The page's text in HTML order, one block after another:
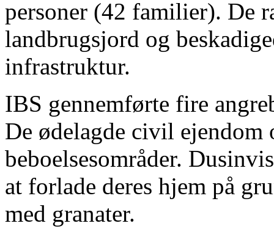
personer (42 familier). De
landbrugsjord og
infrastruktur.
IBS gennemførte fire
De ødelagde civil ejendom
beboelsesområder.
at forlade deres hjem på
med granater.